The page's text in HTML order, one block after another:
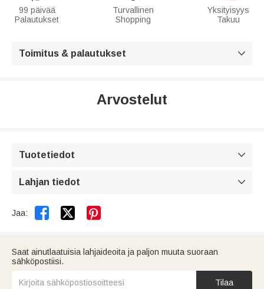
99 päivää
Palautukset
Turvallinen
Shopping
Yksityisyys
Takuu
Toimitus & palautukset 
Arvostelut
Tuotetiedot 
Lahjan tiedot 
Jaa:  
Saat ainutlaatuisia lahjaideoita ja paljon muuta suoraan
sähköpostiisi.
Tilaa